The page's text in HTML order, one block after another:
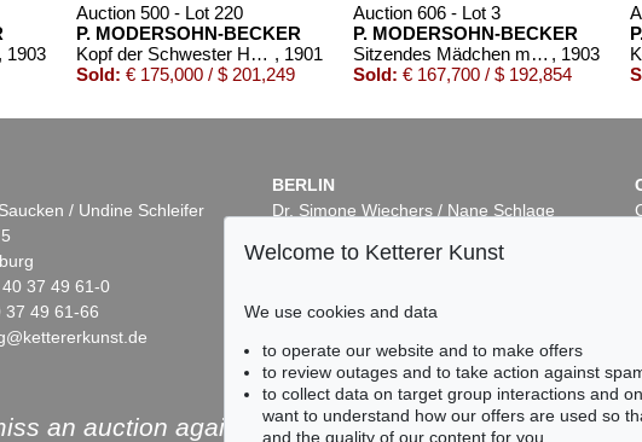
, 1903
Auction 500 - Lot 220
P. MODERSOHN-BECKER
Kopf der Schwester Herma mit Marienblümchenkranz auf dem Hut , 1901
Sold: € 175,000 / $ 201,249
Auction 606 - Lot 3
P. MODERSOHN-BECKER
Sitzendes Mädchen mit blauem Hut und Blume in der rechten Hand , 1903
Sold: € 167,700 / $ 192,854
Auction 601 - Lot 275
P. MODERSOHN-BECKER
Stillleben mit Eierbecher und grünem Henkeltopf
, 1905
Auction 517 - Lot 105
PAULA MODERSOHN-BECKER
Elsbeth mit Hühnern, 1902
Sold: € 28,750 / $ 33,062
/ Undine Schleifer
37 49 61-0
37 49 61-66
BERLIN
Dr. Simone Wiechers / Nane Schlage
10719 Berlin
Fax: +49 30 88 67 56-43
an auction again!
Welcome to Ketterer Kunst
We use cookies and data
to operate our website and to make offers
to review outages and to take action against
to collect data on target group interactions and
want to understand how our offers are used so
and the quality of our content for you.